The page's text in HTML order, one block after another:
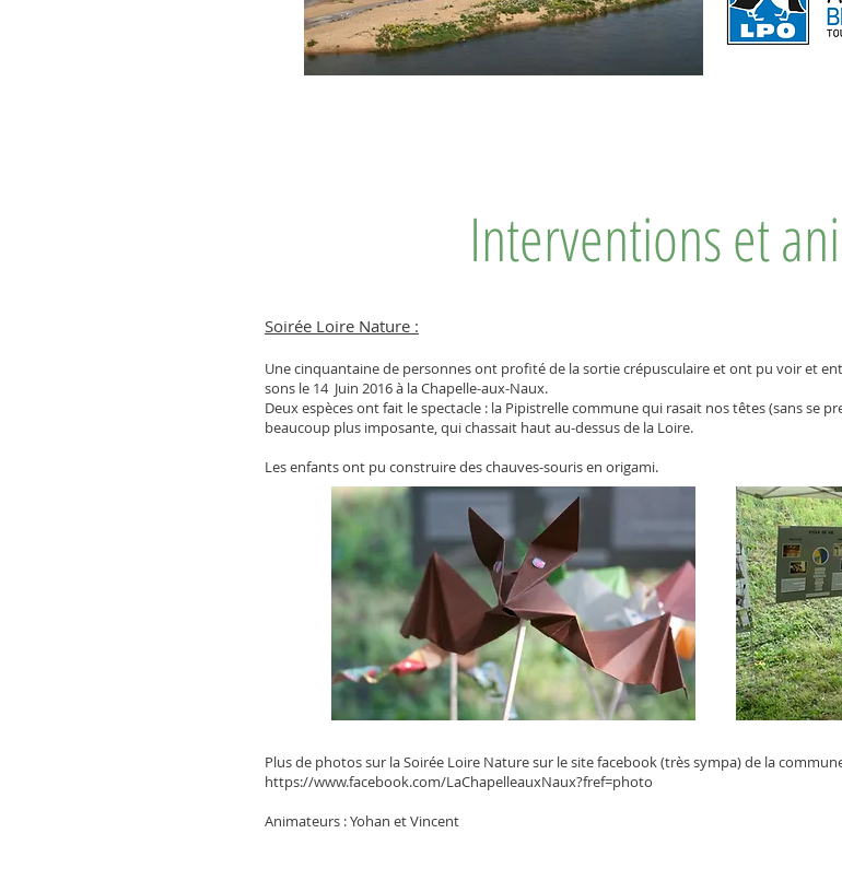
Soirée Loire Nature :
Une cinquantaine de personnes ont profité de la sortie crépusculaire et ont pu voir et
sons le 14 Juin 2016 à la Chapelle-aux-Naux.
Deux espèces ont fait le spectacle : la Pipistrelle commune qui rasait nos têtes (sans se
beaucoup plus imposante, qui chassait haut au-dessus de la Loire.
Les enfants ont pu construire des chauves-souris en origami.
Plus de photos sur la Soirée Loire Nature sur le site facebook (très sympa) de la
https://www.facebook.com/LaChapelleauxNaux?fref=photo
Animateurs : Yohan et Vincent
Interventions et